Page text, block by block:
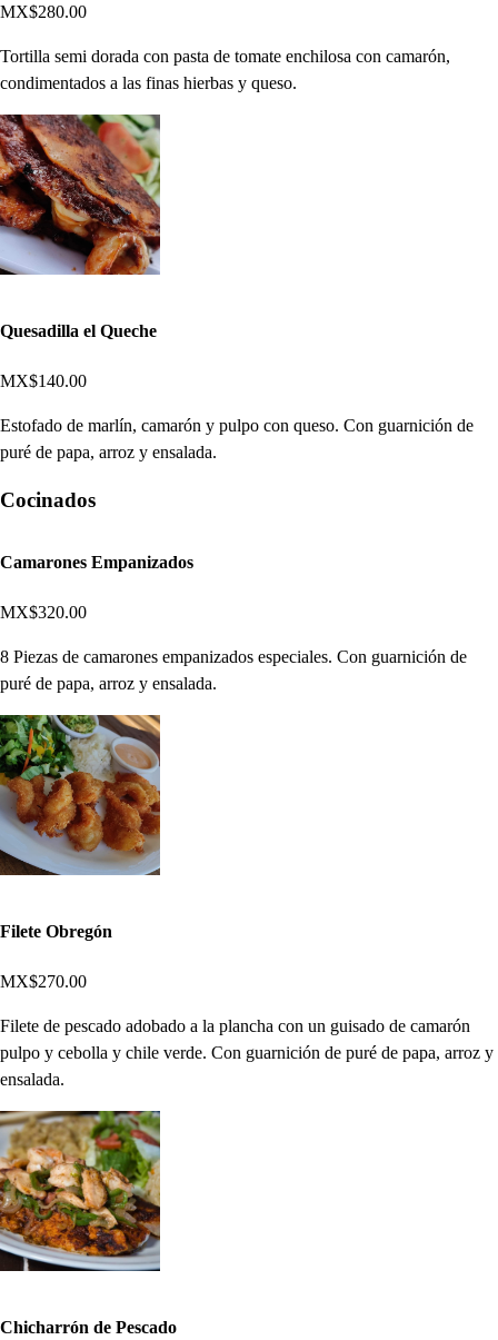
MX$280.00
Tortilla semi dorada con pasta de tomate enchilosa con camarón,
condimentados a las finas hierbas y queso.
Quesadilla el Queche
MX$140.00
Estofado de marlín, camarón y pulpo con queso. Con guarnición de
puré de papa, arroz y ensalada.
Cocinados
Camarones Empanizados
MX$320.00
8 Piezas de camarones empanizados especiales. Con guarnición de
puré de papa, arroz y ensalada.
Filete Obregón
MX$270.00
Filete de pescado adobado a la plancha con un guisado de camarón
pulpo y cebolla y chile verde. Con guarnición de puré de papa, arroz y
ensalada.
Chicharrón de Pescado